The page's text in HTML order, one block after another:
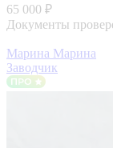
65 000 ₽
Документы
Марина Марина
Заводчик